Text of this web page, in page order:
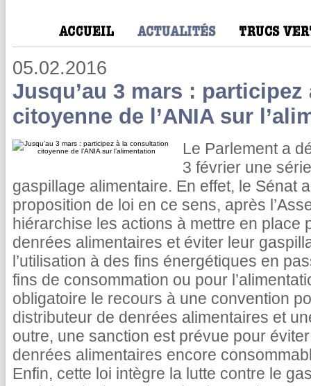
05.02.2016
Jusqu’au 3 mars :
citoyenne de l’ANIA sur
Le Parlement a
3 février une
gaspillage alimentaire. En effet, le Sénat
proposition de loi en ce sens, après
hiérarchise les actions à mettre en place
denrées alimentaires et éviter leur
l’utilisation à des fins énergétiques en
fins de consommation ou pour
obligatoire le recours à une convention
distributeur de denrées alimentaires et
outre, une sanction est prévue pour
denrées alimentaires encore
Enfin, cette loi intègre la lutte contre le